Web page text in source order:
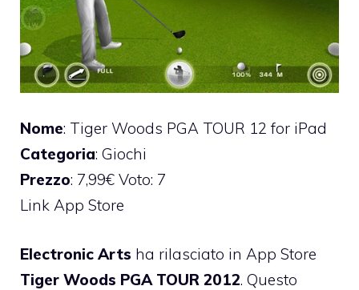
Nome: Tiger Woods PGA TOUR 12 for iPad
Categoria: Giochi
Prezzo: 7,99€ Voto: 7
Link App Store
Electronic Arts ha rilasciato in App Store
Tiger Woods PGA TOUR 2012. Questo